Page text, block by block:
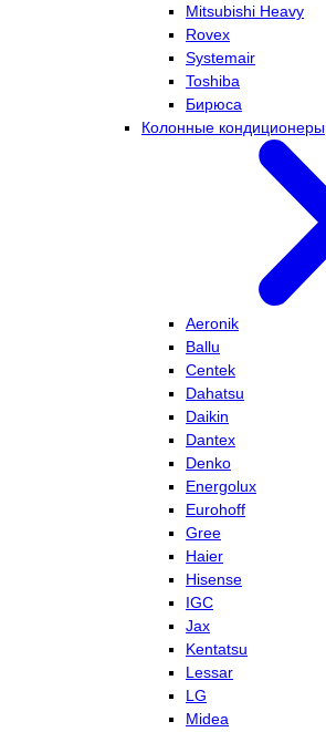
Mitsubishi Heavy
Rovex
Systemair
Toshiba
Бирюса
Колонные кондиционеры
Aeronik
Ballu
Centek
Dahatsu
Daikin
Dantex
Denko
Energolux
Eurohoff
Gree
Haier
Hisense
IGC
Jax
Kentatsu
Lessar
LG
Midea